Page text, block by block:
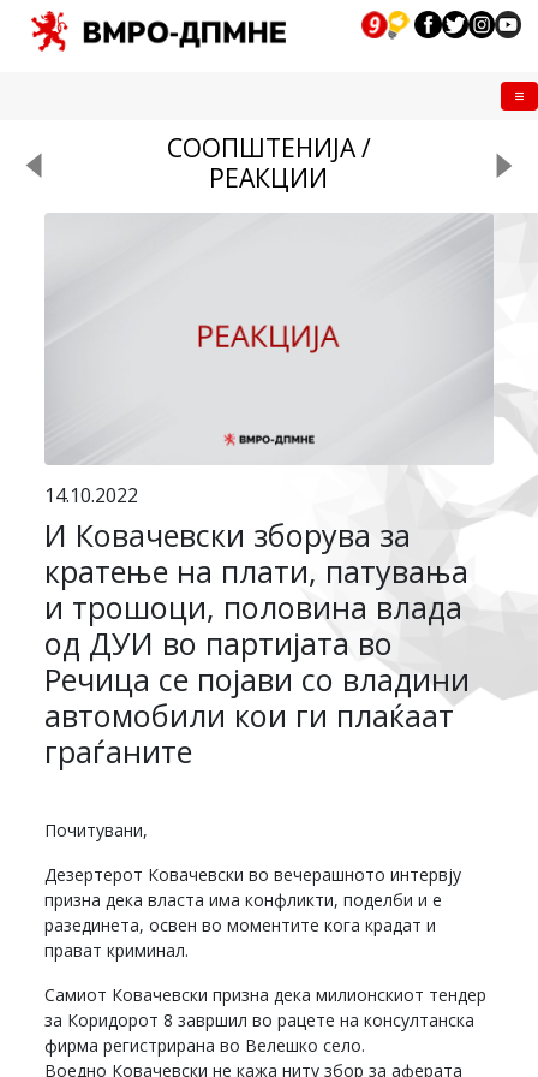
СООПШТЕНИЈА /
РЕАКЦИИ
14.10.2022
И Ковачевски зборува за
кратење на плати, патувања
и трошоци, половина влада
од ДУИ во партијата во
Речица се појави со владини
автомобили кои ги плаќаат
граѓаните
Почитувани,
Дезертерот Ковачевски во вечерашното интервју
призна дека власта има конфликти, поделби и е
разединета, освен во моментите кога крадат и
прават криминал.
Самиот Ковачевски призна дека милионскиот тендер
за Коридорот 8 завршил во рацете на консултанска
фирма регистрирана во Велешко село.
Воедно Ковачевски не кажа ниту збор за аферата